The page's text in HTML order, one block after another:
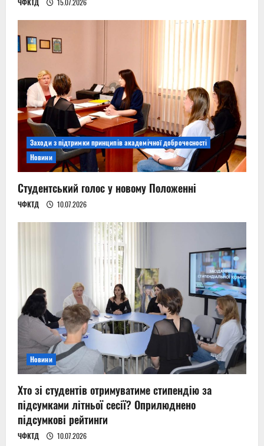
Заходи з підтримки принципів академічної доброчесності
Новини
Студентський голос у новому Положенні
ЧФКТД 10.07.2026
Новини
Хто зі студентів отримуватиме стипендію за
підсумками літньої сесії? Оприлюднено
підсумкові рейтинги
ЧФКТД 10.07.2026